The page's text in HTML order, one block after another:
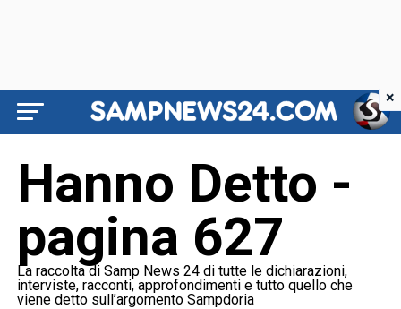
Hanno Detto -
pagina 627
La raccolta di Samp News 24 di tutte le dichiarazioni,
interviste, racconti, approfondimenti e tutto quello che
viene detto sull’argomento Sampdoria
×